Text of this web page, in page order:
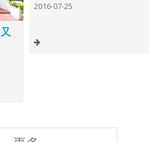
2016-07-25